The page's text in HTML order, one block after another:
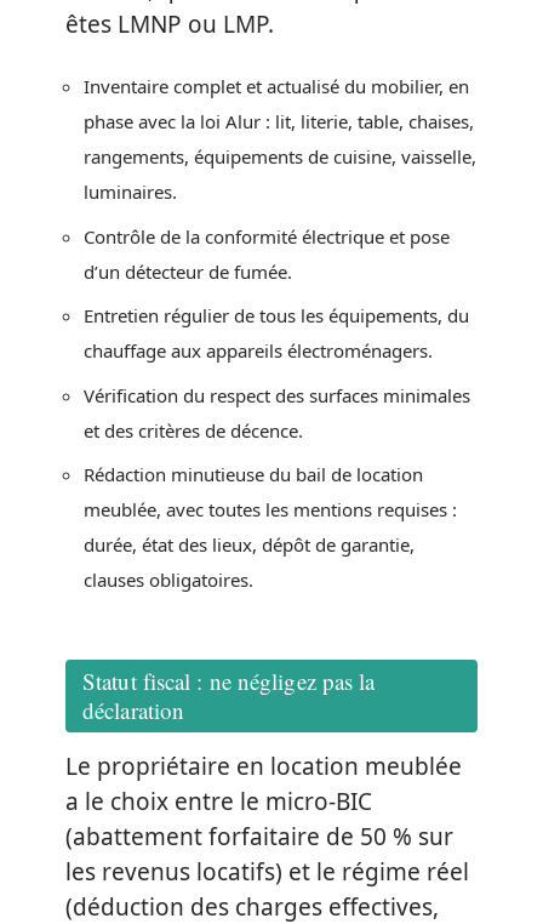
êtes LMNP ou LMP.
Inventaire complet et actualisé du mobilier, en
phase avec la loi Alur : lit, literie, table, chaises,
rangements, équipements de cuisine, vaisselle,
luminaires.
Contrôle de la conformité électrique et pose
d’un détecteur de fumée.
Entretien régulier de tous les équipements, du
chauffage aux appareils électroménagers.
Vérification du respect des surfaces minimales
et des critères de décence.
Rédaction minutieuse du bail de location
meublée, avec toutes les mentions requises :
durée, état des lieux, dépôt de garantie,
clauses obligatoires.
Statut fiscal : ne négligez pas la
déclaration
Le propriétaire en location meublée
a le choix entre le micro-BIC
(abattement forfaitaire de 50 % sur
les revenus locatifs) et le régime réel
(déduction des charges effectives,